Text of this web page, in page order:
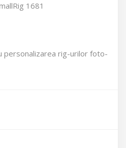
1681
personalizarea rig-urilor foto-